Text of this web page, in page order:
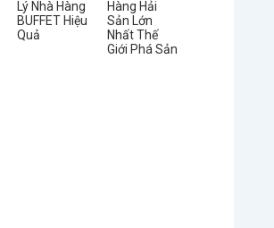
Lý Nhà Hàng
BUFFET Hiệu
Quả
Hàng Hải
Sản Lớn
Nhất Thế
Giới Phá Sản